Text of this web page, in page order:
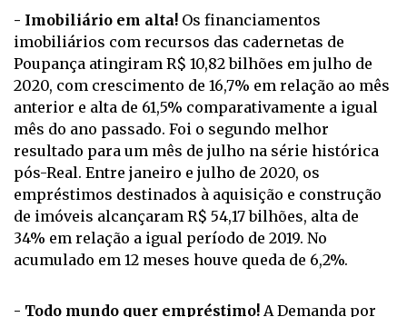
- Imobiliário em alta! Os financiamentos
imobiliários com recursos das cadernetas de
Poupança atingiram R$ 10,82 bilhões em julho de
2020, com crescimento de 16,7% em relação ao mês
anterior e alta de 61,5% comparativamente a igual
mês do ano passado. Foi o segundo melhor
resultado para um mês de julho na série histórica
pós-Real. Entre janeiro e julho de 2020, os
empréstimos destinados à aquisição e construção
de imóveis alcançaram R$ 54,17 bilhões, alta de
34% em relação a igual período de 2019. No
acumulado em 12 meses houve queda de 6,2%.
- Todo mundo quer empréstimo! A Demanda por